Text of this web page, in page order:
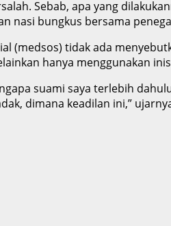
Sebab, apa yang
nasi bungkus bersama
(medsos) tidak ada
hanya menggunakan
suami saya terlebih
dimana keadilan ini,”